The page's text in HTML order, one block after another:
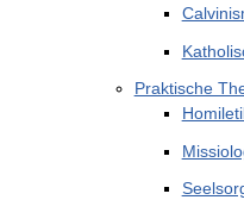
Praktische